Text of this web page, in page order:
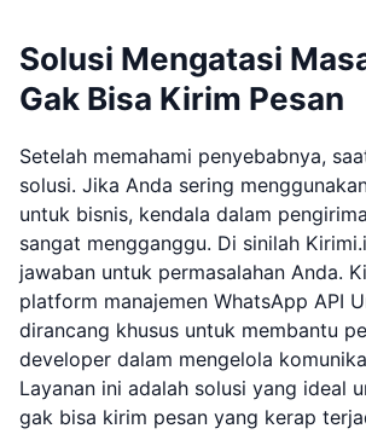
Solusi Mengatasi
Gak Bisa Kirim Pesan
Setelah memahami penyebabnya,
solusi. Jika Anda sering
untuk bisnis, kendala dalam
sangat mengganggu. Di sinilah
jawaban untuk permasalahan Anda.
platform manajemen WhatsApp API
dirancang khusus untuk membantu
developer dalam mengelola
Layanan ini adalah solusi yang ideal
gak bisa kirim pesan yang kerap